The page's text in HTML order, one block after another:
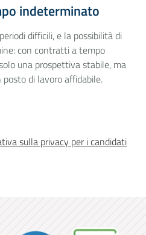
indeterminato
difficili, e la possibilità di
con contratti a tempo
una prospettiva stabile, ma
di lavoro affidabile.
sulla privacy per i candidati